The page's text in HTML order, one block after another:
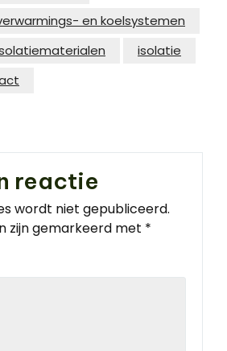
en koelsystemen
isolatie
reactie
wordt niet gepubliceerd.
zijn gemarkeerd met *